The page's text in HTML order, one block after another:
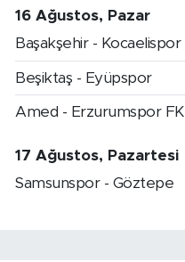
16 Ağustos, Pazar
Başakşehir - Kocaelispor
Beşiktaş - Eyüpspor
Amed - Erzurumspor FK
17 Ağustos, Pazartesi
Samsunspor - Göztepe